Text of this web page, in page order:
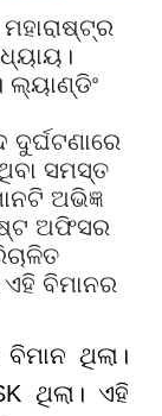
ଲ୍ୟାଣ୍ଡିଂ
ସମସ୍ତ
ଅଭିଜ୍ଞ
ଅଫିସର
ବିମାନର
ଥିଲା।
ଥିଲା। ଏହି